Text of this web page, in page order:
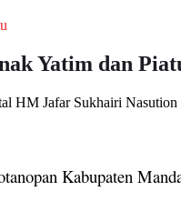
Yatim dan
HM Jafar Sukhairi
Kabupaten